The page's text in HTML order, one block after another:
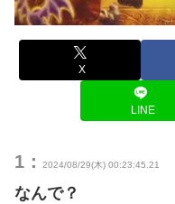
X
LINE
1： 2024/08/29(木) 00:23:45.21
なんで？